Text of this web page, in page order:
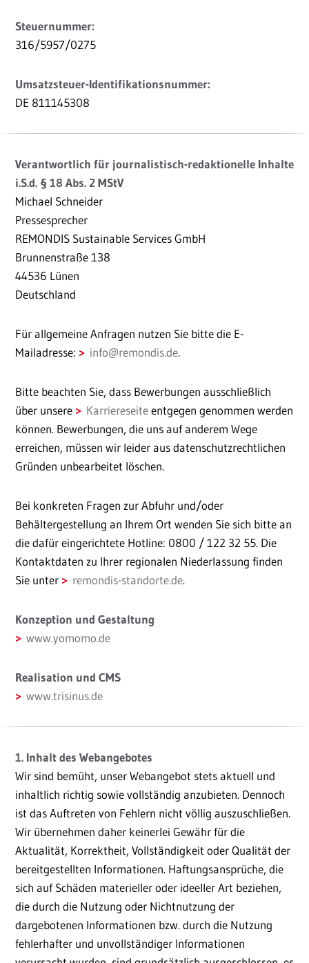
Steuernummer:
316/5957/0275
Umsatzsteuer-Identifikationsnummer:
DE 811145308
Verantwortlich für journalistisch-redaktionelle Inhalte
i.S.d. § 18 Abs. 2 MStV
Michael Schneider
Pressesprecher
REMONDIS Sustainable Services GmbH
Brunnenstraße 138
44536 Lünen
Deutschland
Für allgemeine Anfragen nutzen Sie bitte die E-
Mailadresse:
info@remondis.de.
Bitte beachten Sie, dass Bewerbungen ausschließlich
über unsere
Karriereseiteentgegen genommen werden
können. Bewerbungen, die uns auf anderem Wege
erreichen, müssen wir leider aus datenschutzrechtlichen
Gründen unbearbeitet löschen.
Bei konkreten Fragen zur Abfuhr und/oder
Behältergestellung an Ihrem Ort wenden Sie sich bitte an
die dafür eingerichtete Hotline: 0800 / 122 32 55. Die
Kontaktdaten zu Ihrer regionalen Niederlassung finden
Sie unter
remondis-standorte.de.
Konzeption und Gestaltung
www.yomomo.de
Realisation und CMS
www.trisinus.de
1. Inhalt des Webangebotes
Wir sind bemüht, unser Webangebot stets aktuell und
inhaltlich richtig sowie vollständig anzubieten. Dennoch
ist das Auftreten von Fehlern nicht völlig auszuschließen.
Wir übernehmen daher keinerlei Gewähr für die
Aktualität, Korrektheit, Vollständigkeit oder Qualität der
bereitgestellten Informationen. Haftungsansprüche, die
sich auf Schäden materieller oder ideeller Art beziehen,
die durch die Nutzung oder Nichtnutzung der
dargebotenen Informationen bzw. durch die Nutzung
fehlerhafter und unvollständiger Informationen